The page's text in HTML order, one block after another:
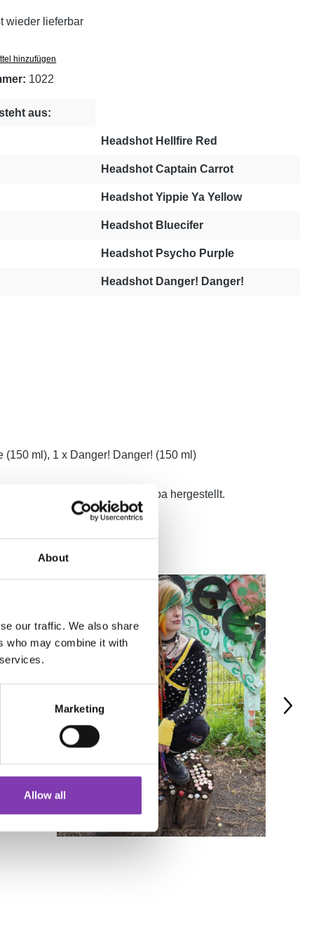
About
our traffic. We also share
who may combine it with
Marketing
Allow all
wieder lieferbar
hinzufügen
1022
aus:
Headshot Hellfire Red
Headshot Captain Carrot
Headshot Yippie Ya Yellow
Headshot Bluecifer
Headshot Psycho Purple
Headshot Danger! Danger!
ml), 1 x Danger! Danger! (150 ml)
und wird in Europa hergestellt.